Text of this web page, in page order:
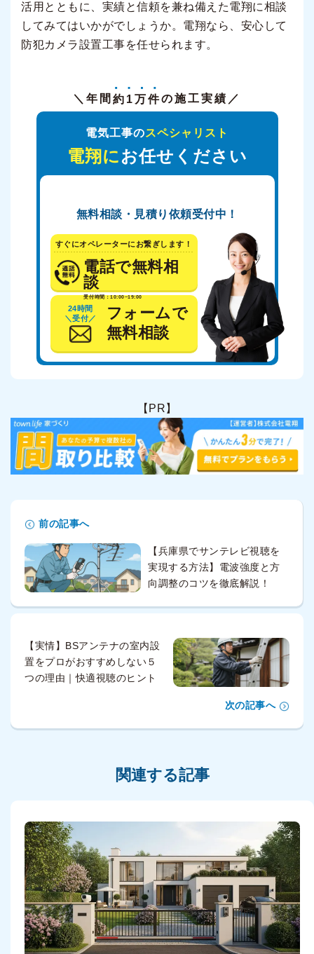
活用とともに、実績と信頼を兼ね備えた電翔に相談
してみてはいかがでしょうか。電翔なら、安心して
防犯カメラ設置工事を任せられます。
＼年間 約1万件の施工実績／
電気工事のスペシャリスト
電翔にお任せください
無料相談・見積り依頼受付中！
すぐにオペレーターにお繋ぎします！
電話で無料相
談
受付時間：10:00~19:00
24時間
＼受付／
フォームで
無料相談
【PR】
前の記事へ
【兵庫県でサンテレビ視聴を
実現する方法】電波強度と方
向調整のコツを徹底解説！
【実情】BSアンテナの室内設
置をプロがおすすめしない５
つの理由｜快適視聴のヒント
次の記事へ
関連する記事